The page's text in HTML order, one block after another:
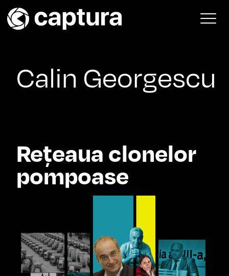
Skip to content
Main Navigation
Calin Georgescu
Rețeaua clonelor
pompoase